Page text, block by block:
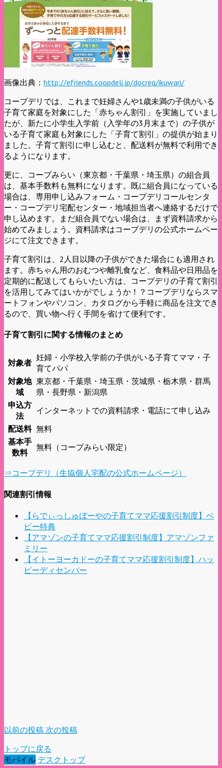
画像出典： http://efriends.coopdeli.jp/docreq/ikuwari/
コープデリでは、これまで妊婦さんや1歳未満の子供がいる
子育て家庭を対象にした「赤ちゃん割引」を実施していまし
たが、新たに小学生入学前（入学年の3月末まで）の子供が
いる子育て家庭も対象にした「子育て割引」の提供が始まり
ました。子育て割引に申し込むと、配送料が無料で利用でき
るようになります。
更に、コープみらい（東京都・千葉県・埼玉県）の組合員
は、基本手数料も無料になります。既に組合員になっている
場合は、専用申し込みフォーム・コープデリコールセンタ
ー・コープデリ宅配センター・地域担当者へ連絡するだけで
申し込めます。まだ組合員でない場合は、まず資料請求から
始めてみましょう。資料請求はコープデリの公式ホームペー
ジにて注文できます。
子育て割引は、2人目以降の子供ができた場合にも適用され
ます。赤ちゃん用のおむつや離乳食など、食料品や日用品を
定期的に配送してもらいたい方は、コープデリの子育て割引
を活用してみてはいかがでしょうか！？コープデリならスマ
ートフォンやパソコン、カタログから手軽に商品を注文でき
るので、買い物へ行く手間を省けて便利です。
子育て割引に関する情報のまとめ
対象者
妊婦・小学校入学前の子供がいる子育てママ・子
育てパパ
対象地
域
東京都・千葉県・埼玉県・茨城県・栃木県・群馬
県・長野県・新潟県
申込方
法
インターネットでの資料請求・電話にて申し込み
配送料 無料
基本手
数料
無料（コープみらい限定）
⇒コープデリ（生協個人宅配の公式ホームページ）
関連割引情報
【らでぃっしゅぼーやの子育てママ応援割引制度】ベ
ビー特典
【アマゾンの子育てママ応援割引制度】アマゾンファ
ミリー
【イトーヨーカドーの子育てママ応援割引制度】ハッ
ピーディセンバー
以前の投稿 次の投稿
トップに戻る
モバイル デスクトップ